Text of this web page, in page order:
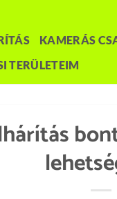
KAMERÁS
TERÜLETEIM